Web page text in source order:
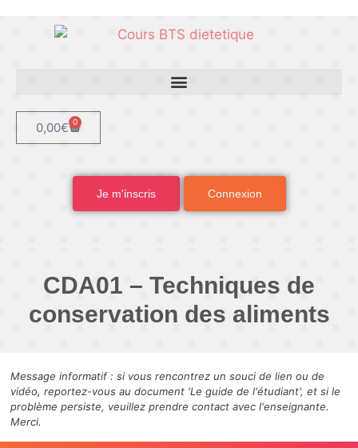
0,00€ 0
Je m'inscris Connexion
CDA01 – Techniques de
conservation des aliments
Message informatif : si vous rencontrez un souci de lien ou de
vidéo, reportez-vous au document 'Le guide de l'étudiant', et si le
problème persiste, veuillez prendre contact avec l'enseignante.
Merci.